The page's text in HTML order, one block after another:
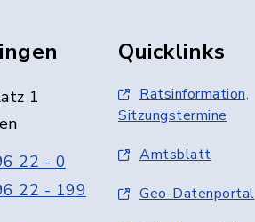
1
22 - 0
22 - 199
Quicklinks
Ratsinformation,
Sitzungstermine
Amtsblatt
Geo-Datenportal